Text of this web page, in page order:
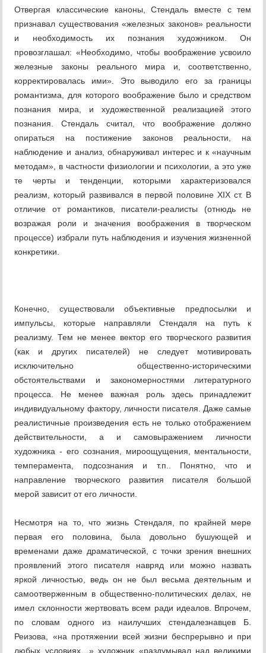
Отвергая классические каноны, Стендаль вместе с тем
признавал существования «железных законов» реальности
и необходимость их познания художником. Он
провозглашал: «Необходимо, чтобы воображение усвоило
железные законы реального мира и, соответственно,
корректировалась ими». Это выводило его за границы
романтизма, для которого воображение было и средством
познания мира, и художественной реализацией этого
познания. Стендаль считал, что воображение должно
опираться на постижение законов реальности, на
наблюдение и анализ, обнаруживал интерес и к «научным
методам», в частности физиологии и психологии, а это уже
те черты и тенденции, которыми характеризовался
реализм, который развивался в первой половине XIX ст. В
отличие от романтиков, писатели-реалисты (отнюдь не
возражая роли и значения воображения в творческом
процессе) избрали путь наблюдения и изучения жизненной
конкретики.
Конечно, существовали объективные предпосылки и
импульсы, которые направляли Стендаля на путь к
реализму. Тем не менее вектор его творческого развития
(как и других писателей) не следует мотивировать
исключительно общественно-историческими
обстоятельствами и закономерностями литературного
процесса. Не менее важная роль здесь принадлежит
индивидуальному фактору, личности писателя. Даже самые
реалистичные произведения есть не только отображением
действительности, а и самовыражением личности
художника - его сознания, мироощущения, ментальности,
темперамента, подсознания и т.п.. Понятно, что и
направление творческого развития писателя большой
мерой зависит от его личности.
Несмотря на то, что жизнь Стендаля, по крайней мере
первая его половина, была довольно бушующей и
временами даже драматической, с точки зрения внешних
проявлений этого писателя навряд или можно назвать
яркой личностью, ведь он не был весьма деятельным и
самоотверженным в общественно-политических делах, не
имел склонности жертвовать всем ради идеалов. Впрочем,
по словам одного из наилучших стендалезнавцев Б.
Реизова, «на протяжении всей жизни беспрерывно и при
любых условиях…» художник «раздумывал над великими